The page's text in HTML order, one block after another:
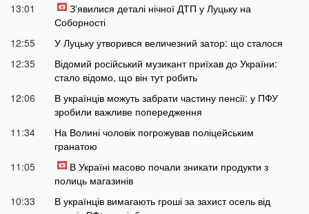
13:01
Зʼявилися деталі нічної ДТП у Луцьку на
Соборності
12:55
У Луцьку утворився величезний затор: що сталося
12:35
Відомий російський музикант приїхав до України:
стало відомо, що він тут робить
12:06
В українців можуть забрати частину пенсії: у ПФУ
зробили важливе попередження
11:34
На Волині чоловік погрожував поліцейським
гранатою
11:05
В Україні масово почали зникати продукти з
полиць магазинів
10:33
В українців вимагають гроші за захист осель від